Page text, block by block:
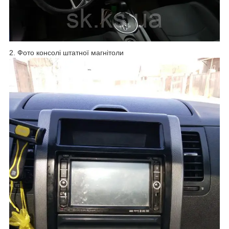
2. Фото консолі штатної магнітоли